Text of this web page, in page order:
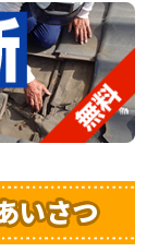
いさつ